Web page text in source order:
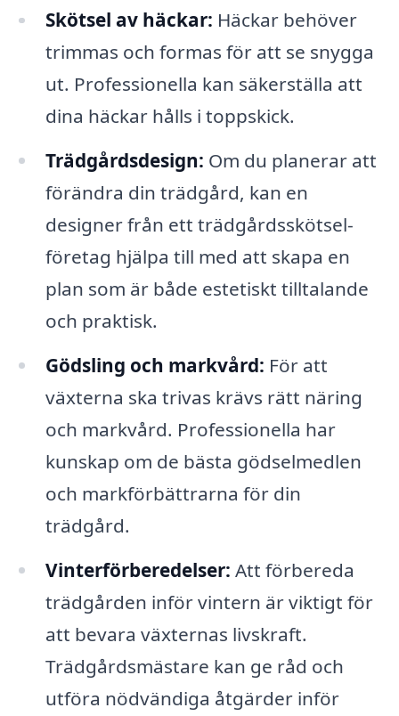
Skötsel av häckar: Häckar behöver
trimmas och formas för att se snygga
ut. Professionella kan säkerställa att
dina häckar hålls i toppskick.
Trädgårdsdesign: Om du planerar att
förändra din trädgård, kan en
designer från ett trädgårdsskötsel-
företag hjälpa till med att skapa en
plan som är både estetiskt tilltalande
och praktisk.
Gödsling och markvård: För att
växterna ska trivas krävs rätt näring
och markvård. Professionella har
kunskap om de bästa gödselmedlen
och markförbättrarna för din
trädgård.
Vinterförberedelser: Att förbereda
trädgården inför vintern är viktigt för
att bevara växternas livskraft.
Trädgårdsmästare kan ge råd och
utföra nödvändiga åtgärder inför